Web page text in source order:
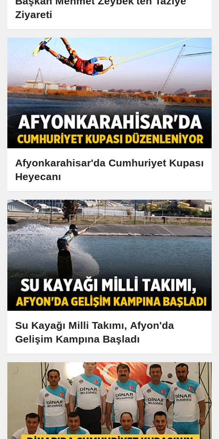
Ziyareti
Afyonkarahisar'da Cumhuriyet Kupası
Heyecanı
Su Kayağı Milli Takımı, Afyon'da
Gelişim Kampına Başladı